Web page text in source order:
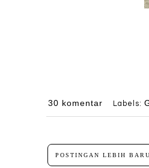
30 komentar Labels:
POSTINGAN LEBIH BARU